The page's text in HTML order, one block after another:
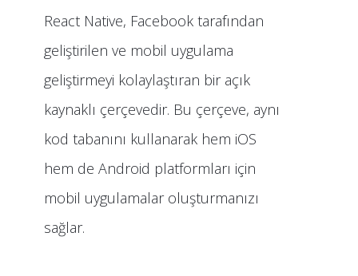
React Native, Facebook tarafından
geliştirilen ve mobil uygulama
geliştirmeyi kolaylaştıran bir açık
kaynaklı çerçevedir. Bu çerçeve, aynı
kod tabanını kullanarak hem iOS
hem de Android platformları için
mobil uygulamalar oluşturmanızı
sağlar.